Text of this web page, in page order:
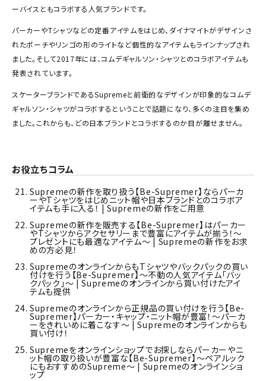
ーバイスともコラボする人気ブランドです。
パーカーやTシャツなどの定番アイテムをはじめ、ダイナマイトがデザインさ
れたポーチやリンゴの形のライトなど個性的なアイテムもラインナップされ
ました。そして2017年には、コムデギャルソン・シャツとのコラボアイテムも
発表されています。
スケーターブランドであるSupremeと前衛的なデザインが印象的なコムデ
ギャルソン・シャツがコラボするということで話題になり、多くの注目を集め
ました。これからも、どの日本ブランドとコラボするのか目が離せません。
お役立ちコラム
Supremeの新作を取り扱う【Be-Supremer】ならパーカ
ーやTシャツをはじめニット帽や日本ブランドとのコラボア
イテムも手に入る！ | Supremeの新作をご用意
Supremeの新作を販売する【Be-Supremer】はパーカー
やTシャツからアクセサリーまで豊富にアイテムが揃う！～
プレゼントにも最適なアイテム～ | Supremeの新作をお求
めの方必見！
SupremeのオンラインからもTシャツやバックパックの買い
付けを行う【Be-Supremer】～不動の人気アイテム「バッ
クパック」～ | Supremeのオンラインから買い付けたアイ
テムも提供
Supremeのオンラインから正規品の買い付けを行う【Be-
Supremer】パーカー・キャップ・ニット帽が豊富！～パーカ
ーをきれいめに着こなす～ | Supremeのオンラインからも
買い付け！
Supremeをオンラインショップでお探しならパーカーやニ
ット帽の取り扱いが豊富な【Be-Supremer】～ペアルック
にもおすすめのSupreme～ | Supremeのオンラインショ
ップ